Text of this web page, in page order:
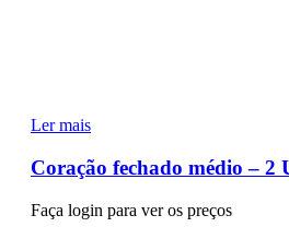
Ler mais
Coração fechado médio – 2
Faça login para ver os preços